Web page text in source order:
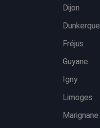
Dijon
Dunkerque
Fréjus
Guyane
Igny
Limoges
Marignane